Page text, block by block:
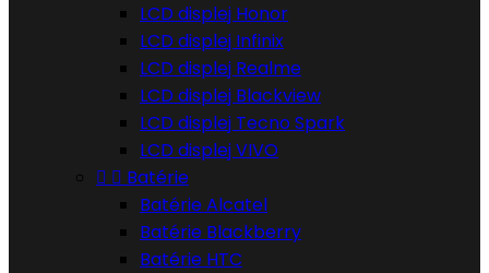
LCD displej Honor
LCD displej Infinix
LCD displej Realme
LCD displej Blackview
LCD displej Tecno Spark
LCD displej VIVO
  Batérie
Batérie Alcatel
Batérie Blackberry
Batérie HTC